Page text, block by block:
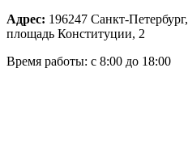
Адрес: 196247 Санкт-Петербург,
площадь Конституции, 2
Время работы: с 8:00 до 18:00